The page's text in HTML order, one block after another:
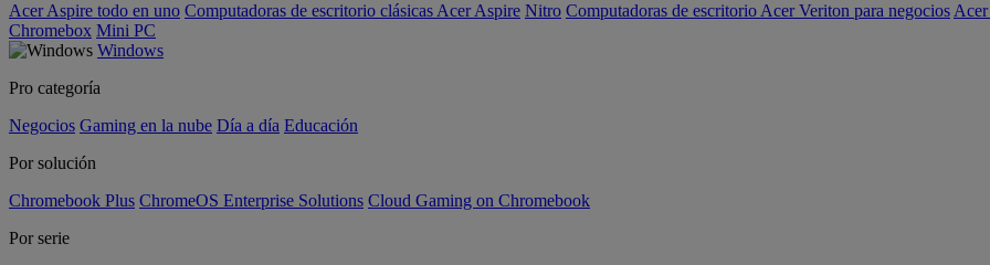
Acer Aspire todo en uno Computadoras de escritorio clásicas Acer Aspire Nitro Computadoras de escritorio Acer Veriton para negocios
Chromebox Mini PC
Windows
Pro categoría
Negocios Gaming en la nube Día a día Educación
Por solución
Chromebook Plus ChromeOS Enterprise Solutions Cloud Gaming on Chromebook
Por serie